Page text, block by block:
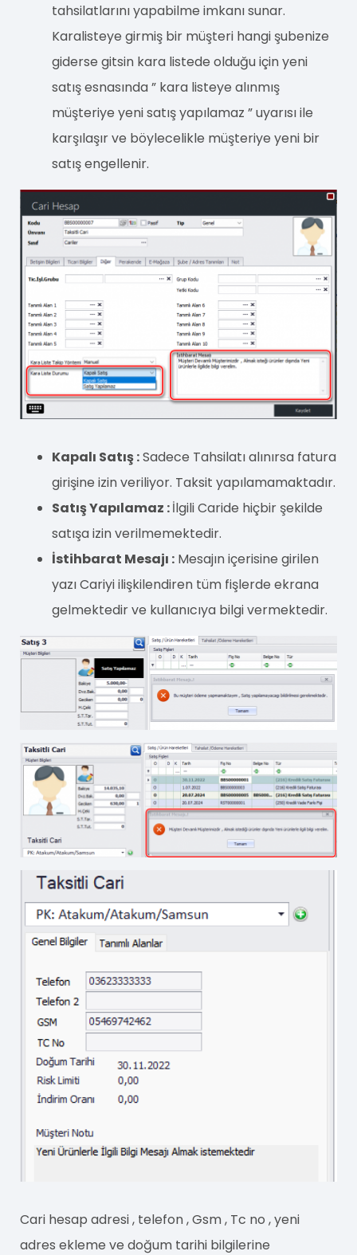
tahsilatlarını yapabilme imkanı sunar.
Karalisteye girmiş bir müşteri hangi şubenize
giderse gitsin kara listede olduğu için yeni
satış esnasında ” kara listeye alınmış
müşteriye yeni satış yapılamaz ” uyarısı ile
karşılaşır ve böylecelikle müşteriye yeni bir
satış engellenir.
Kapalı Satış :Sadece Tahsilatı alınırsa fatura
girişine izin veriliyor. Taksit yapılamamaktadır.
Satış Yapılamaz :İlgili Caride hiçbir şekilde
satışa izin verilmemektedir.
İstihbarat Mesajı : Mesajın içerisine girilen
yazı Cariyi ilişkilendiren tüm fişlerde ekrana
gelmektedir ve kullanıcıya bilgi vermektedir.
Cari hesap adresi , telefon , Gsm , Tc no , yeni
adres ekleme ve doğum tarihi bilgilerine